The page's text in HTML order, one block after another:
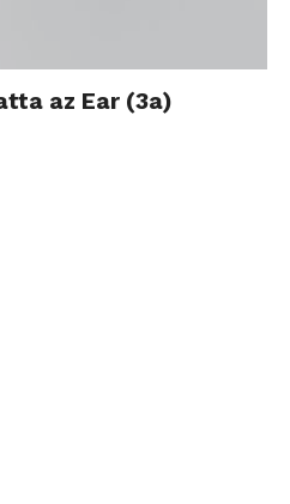
az Ear (3a)